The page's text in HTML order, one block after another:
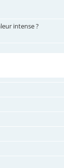
intense ?